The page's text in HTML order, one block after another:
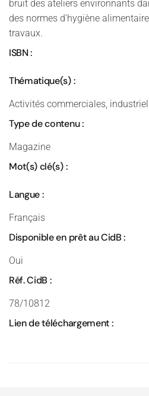
bruit des ateliers environnants
des normes d'hygiène
travaux.
ISBN :
Thématique(s) :
Activités commerciales,
Type de contenu :
Magazine
Mot(s) clé(s) :
Langue :
Français
Disponible en prêt au CidB :
Oui
Réf. CidB :
78/10812
Lien de téléchargement :